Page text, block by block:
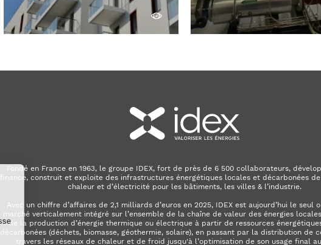
Découvrir
Fondé en France en 1963, le groupe IDEX, fort de près de 6 500 collaborateurs,
finance, construit et exploite des infrastructures énergétiques locales et décarbonées
chaleur et d’électricité pour les bâtiments, les villes & l’industrie.
Avec un chiffre d’affaires de 2,1 milliards d’euros en 2025, IDEX est aujourd’hui le seul
marché verticalement intégré sur l’ensemble de la chaîne de valeur des énergies
de la production d’énergie thermique ou électrique à partir de ressources
décarbonées (déchets, biomasse, géothermie, solaire), en passant par la distribution de
travers les réseaux de chaleur et de froid jusqu'à l’optimisation de son usage final